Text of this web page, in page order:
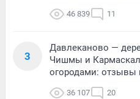
46 839 11
3
Давлеканово —
Чишмы и
огородами: отзывы
36 107 20